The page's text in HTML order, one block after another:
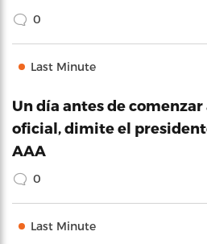
0
Last Minute
Un día antes de
oficial, dimite el
AAA
0
Last Minute